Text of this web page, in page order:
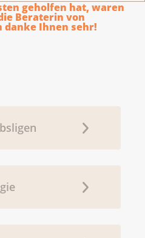
geholfen hat, waren
Beraterin von
danke Ihnen sehr!